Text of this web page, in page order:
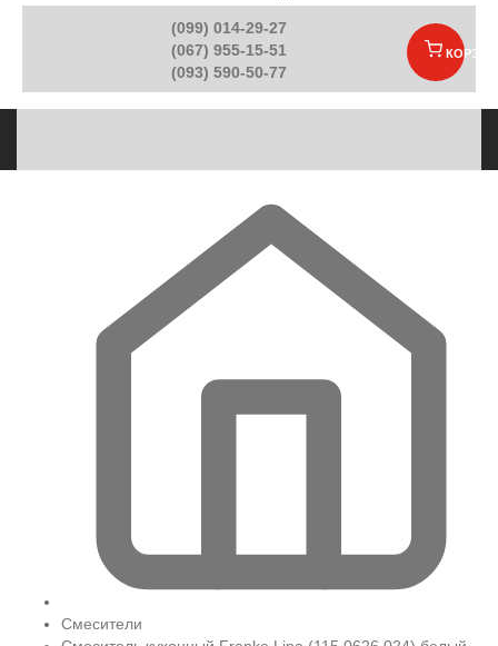
(099) 014-29-27
(067) 955-15-51
(093) 590-50-77
Смесители